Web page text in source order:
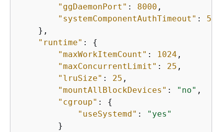
"ggDaemonPort" : 8000 ,
"systemComponentAuthTimeout" :
    },
"runtime" : {
"maxWorkItemCount" : 1024 ,
"maxConcurrentLimit" : 25 ,
"lruSize" : 25 ,
"mountAllBlockDevices" : "no" ,
"cgroup" : {
"useSystemd" :
"yes"
        }